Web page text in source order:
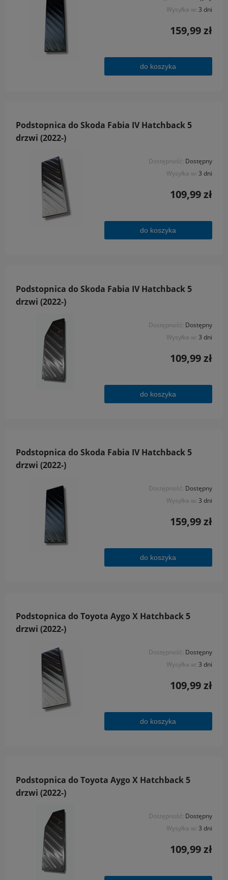
Wysyłka w: 3 dni
159,99 zł
do koszyka
Podstopnica do Skoda Fabia IV Hatchback 5
drzwi (2022-)
Dostępność: Dostępny
Wysyłka w: 3 dni
109,99 zł
do koszyka
Podstopnica do Skoda Fabia IV Hatchback 5
drzwi (2022-)
Dostępność: Dostępny
Wysyłka w: 3 dni
109,99 zł
do koszyka
Podstopnica do Skoda Fabia IV Hatchback 5
drzwi (2022-)
Dostępność: Dostępny
Wysyłka w: 3 dni
159,99 zł
do koszyka
Podstopnica do Toyota Aygo X Hatchback 5
drzwi (2022-)
Dostępność: Dostępny
Wysyłka w: 3 dni
109,99 zł
do koszyka
Podstopnica do Toyota Aygo X Hatchback 5
drzwi (2022-)
Dostępność: Dostępny
Wysyłka w: 3 dni
109,99 zł